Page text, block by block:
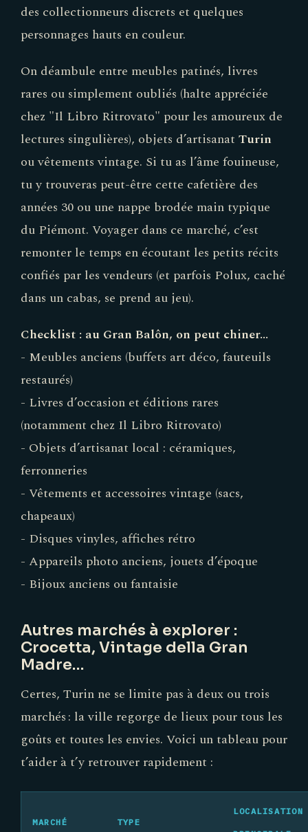
des collectionneurs discrets et quelques
personnages hauts en couleur.
On déambule entre meubles patinés, livres
rares ou simplement oubliés (halte appréciée
chez "Il Libro Ritrovato" pour les amoureux de
lectures singulières), objets d’artisanat Turin
ou vêtements vintage. Si tu as l’âme fouineuse,
tu y trouveras peut-être cette cafetière des
années 30 ou une nappe brodée main typique
du Piémont. Voyager dans ce marché, c’est
remonter le temps en écoutant les petits récits
confiés par les vendeurs (et parfois Polux, caché
dans un cabas, se prend au jeu).
Checklist : au Gran Balôn, on peut chiner…
- Meubles anciens (buffets art déco, fauteuils
restaurés)
- Livres d’occasion et éditions rares
(notamment chez Il Libro Ritrovato)
- Objets d’artisanat local : céramiques,
ferronneries
- Vêtements et accessoires vintage (sacs,
chapeaux)
- Disques vinyles, affiches rétro
- Appareils photo anciens, jouets d’époque
- Bijoux anciens ou fantaisie
Autres marchés à explorer :
Crocetta, Vintage della Gran
Madre…
Certes, Turin ne se limite pas à deux ou trois
marchés : la ville regorge de lieux pour tous les
goûts et toutes les envies. Voici un tableau pour
t’aider à t’y retrouver rapidement :
MARCHÉ TYPE
LOCALISATION